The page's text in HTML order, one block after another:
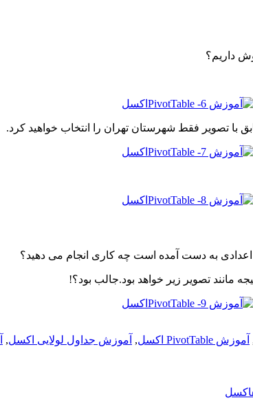
داریم؟
با تصویر فقط شهرستان تهران را انتخاب خواهید کرد.
آموزش PivotTable اکسل , آموزش جداول لولایی اکسل,
اکسل